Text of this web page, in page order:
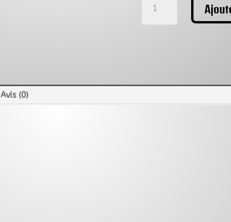
Avis (0)